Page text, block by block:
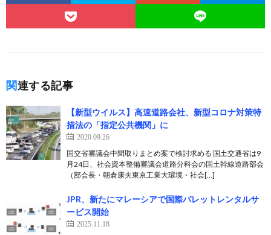
関連する記事
【新型ウイルス】高速道路会社、新型コロナ対策特
措法の「指定公共機関」に
2020.09.26
国交省審議会中間取りまとめ案で検討求める 国土交通省は9
月24日、社会資本整備審議会道路分科会の国土幹線道路部会
（部会長・朝倉康夫東京工業大環境・社会[…]
JPR、新たにマレーシアで国際パレットレンタルサ
ービス開始
2025.11.18